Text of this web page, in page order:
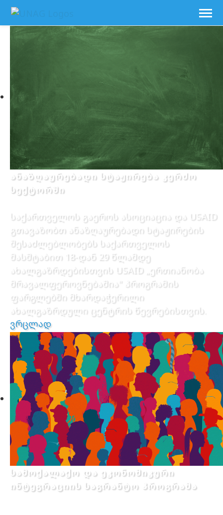
ანაზღაურებადი სტაჟირება კერძო
სექტორში
საქართველოს გაეროს ასოციაცია და USAID
გთავაზობთ ანაზღაურებადი სტაჟირების
შესაძლებლობებს საქართველოს
მასშტაბით 18-დან 29 წლამდე
ახალგაზრდებისთვის USAID „ერთიანობა
მრავალფეროვნებაშია" პროგრამის
ფარგლებში მხარდაჭერილი
ახალგაზრდული ცენტრის წევრებისთვის.
ვრცლად
სამოქალაქო და ეკონომიკური
ინტეგრაციის საგრანტო პროგრამა